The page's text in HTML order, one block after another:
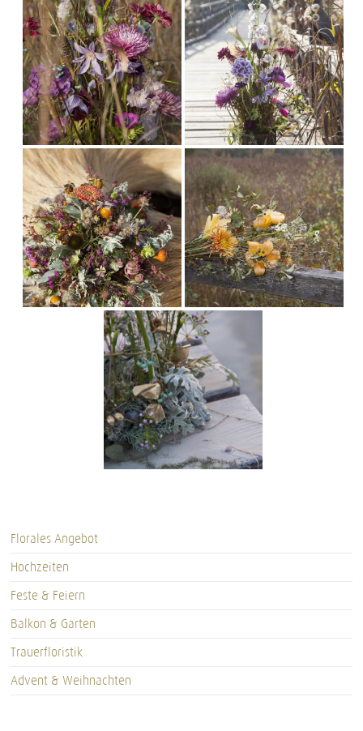
Florales Angebot
Hochzeiten
Feste & Feiern
Balkon & Garten
Trauerfloristik
Advent & Weihnachten